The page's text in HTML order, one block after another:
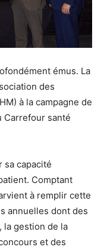
émus. La
des
à la campagne de
Carrefour santé
sa capacité
Comptant
à remplir cette
annuelles dont des
la gestion de la
et des